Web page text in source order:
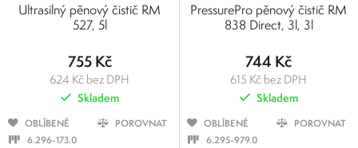
Ultrasilný pěnový čistič RM
527, 5l
755 Kč
624 Kč bez DPH
Skladem
OBLÍBENÉ
POROVNAT
6.296-173.0
PressurePro pěnový čistič RM
838 Direct, 3l, 3l
744 Kč
615 Kč bez DPH
Skladem
OBLÍBENÉ
POROVNAT
6.295-979.0